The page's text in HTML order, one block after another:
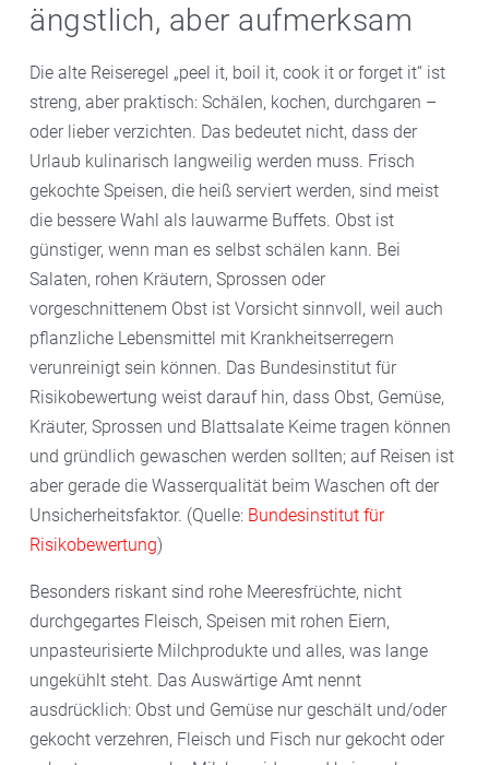
ängstlich, aber aufmerksam
Die alte Reiseregel „peel it, boil it, cook it or forget it“ ist
streng, aber praktisch: Schälen, kochen, durchgaren –
oder lieber verzichten. Das bedeutet nicht, dass der
Urlaub kulinarisch langweilig werden muss. Frisch
gekochte Speisen, die heiß serviert werden, sind meist
die bessere Wahl als lauwarme Buffets. Obst ist
günstiger, wenn man es selbst schälen kann. Bei
Salaten, rohen Kräutern, Sprossen oder
vorgeschnittenem Obst ist Vorsicht sinnvoll, weil auch
pflanzliche Lebensmittel mit Krankheitserregern
verunreinigt sein können. Das Bundesinstitut für
Risikobewertung weist darauf hin, dass Obst, Gemüse,
Kräuter, Sprossen und Blattsalate Keime tragen können
und gründlich gewaschen werden sollten; auf Reisen ist
aber gerade die Wasserqualität beim Waschen oft der
Unsicherheitsfaktor. (Quelle: Bundesinstitut für
Risikobewertung)
Besonders riskant sind rohe Meeresfrüchte, nicht
durchgegartes Fleisch, Speisen mit rohen Eiern,
unpasteurisierte Milchprodukte und alles, was lange
ungekühlt steht. Das Auswärtige Amt nennt
ausdrücklich: Obst und Gemüse nur geschält und/oder
gekocht verzehren, Fleisch und Fisch nur gekocht oder